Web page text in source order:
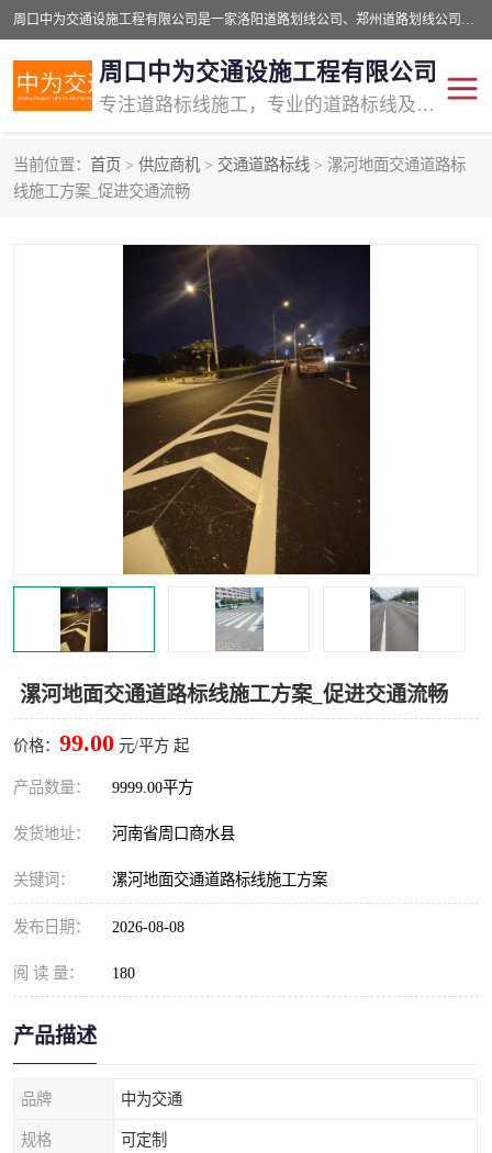
周口中为交通设施工程有限公司是一家洛阳道路划线公司、郑州道路划线公司、平顶山道路车位划线公司、开封车位划线公司、许昌道路车位划线公司、漯河道路车位划线公司，公司始终坚持“诚信、匠心、专注”的宗旨；我们的经营理念是：的服务。
周口中为交通设施工程有限公司
专注道路标线施工，专业的道路标线及交通设施施工服务商!
当前位置： 首页 > 供应商机 > 交通道路标线 > 漯河地面交通道路标
线施工方案_促进交通流畅
漯河地面交通道路标线施工方案_促进交通流畅
价格： 99.00 元/平方 起
产品数量： 9999.00平方
发货地址： 河南省周口商水县
关键词： 漯河地面交通道路标线施工方案
发布日期： 2026-08-08
阅 读 量： 180
产品描述
品牌 中为交通
规格 可定制
交通道路标线
道路标线划线 马路标线
道路划线